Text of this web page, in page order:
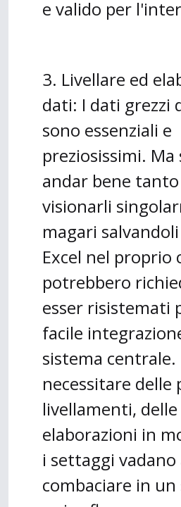
e valido per
3. Livellare ed
dati: I dati grezzi
sono essenziali e
preziosissimi. Ma
andar bene tanto
visionarli
magari
Excel nel proprio
potrebbero
esser risistemati
facile
sistema
necessitare delle
livellamenti, delle
elaborazioni in
i settaggi vadano
combaciare in un